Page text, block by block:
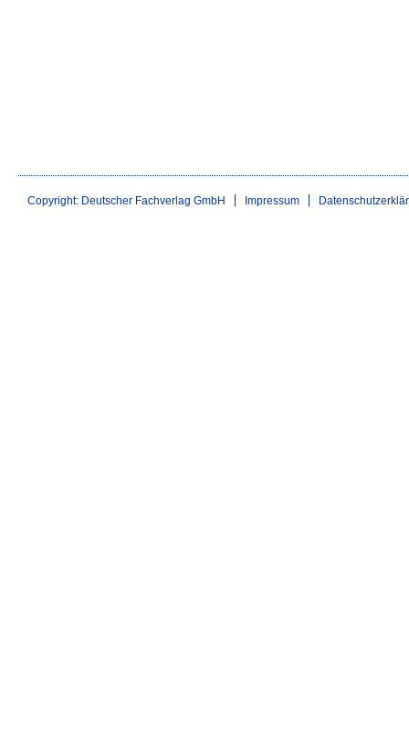
Copyright: Deutscher Fachverlag GmbH Impressum